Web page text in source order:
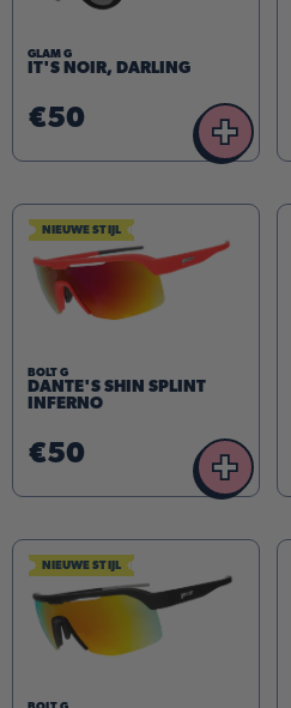
GLAM G
IT'S NOIR, DARLING
€50 +
NIEUWE STIJL
BOLT G
DANTE'S SHIN SPLINT
INFERNO
€50 +
NIEUWE STIJL